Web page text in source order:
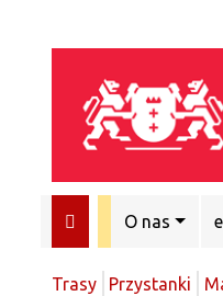
O nas
Trasy Przystanki